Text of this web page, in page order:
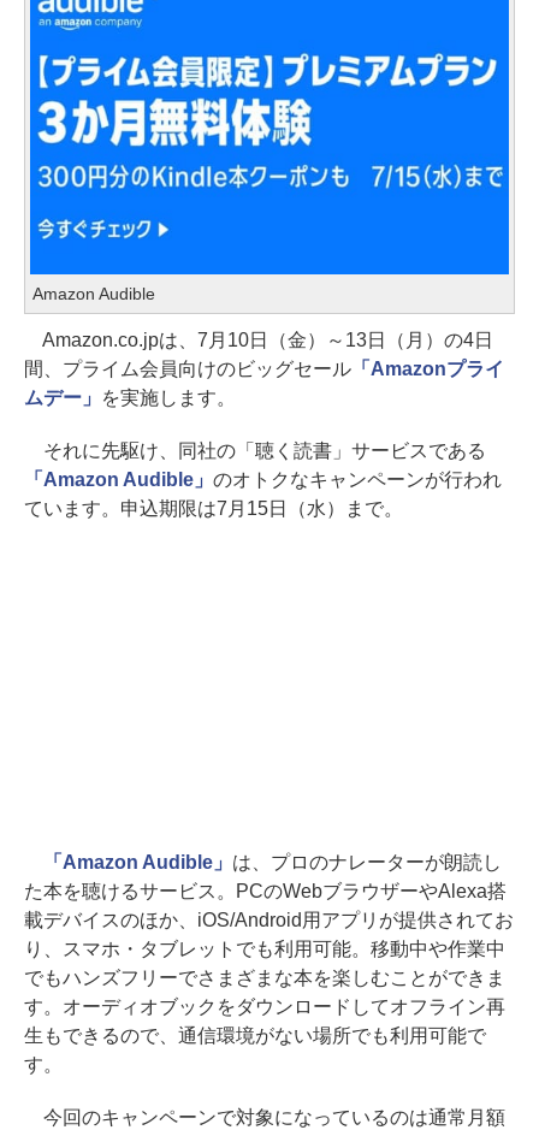
Amazon Audible
Amazon.co.jpは、7月10日（金）～13日（月）の4日
間、プライム会員向けのビッグセール「Amazonプライ
ムデー」
を実施します。
それに先駆け、同社の「聴く読書」サービスである
「Amazon Audible」 のオトクなキャンペーンが行われ
ています。申込期限は7月15日（水）まで。
「Amazon Audible」 は、プロのナレーターが朗読し
た本を聴けるサービス。PCのWebブラウザーやAlexa搭
載デバイスのほか、iOS/Android用アプリが提供されてお
り、スマホ・タブレットでも利用可能。移動中や作業中
でもハンズフリーでさまざまな本を楽しむことができま
す。オーディオブックをダウンロードしてオフライン再
生もできるので、通信環境がない場所でも利用可能で
す。
今回のキャンペーンで対象になっているのは通常月額